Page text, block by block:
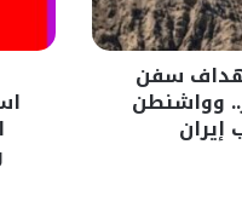
سفن
وواشنطن
في